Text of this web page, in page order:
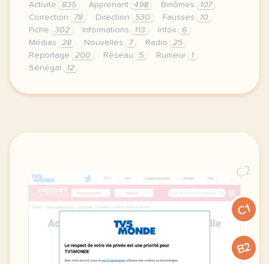
Activité 835 Apprenant 498 Binômes
107
Correction
78 Direction 530 Fausses
10
Fiche
302 Informations 113 Infox
6
Médias
28 Nouvelles 7 Radio
25
Reportage
200 Réseau 5 Rumeur
1
Sénégal
12
didomi host didomi components button cursor
C2
C1
B2